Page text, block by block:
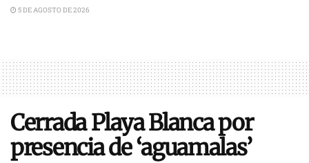
5 DE AGOSTO DE 2026
Cerrada Playa Blanca por
presencia de ‘aguamalas’